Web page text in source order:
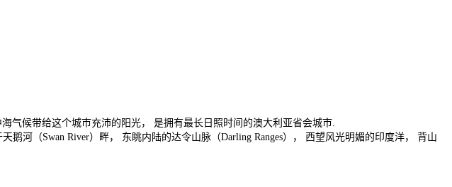
气候带给这个城市充沛的阳光， 是拥有最长日照时间的澳大利亚省会城市.
河（Swan River）畔， 东眺内陆的达令山脉（Darling Ranges）， 西望风光明媚的印度洋， 背山